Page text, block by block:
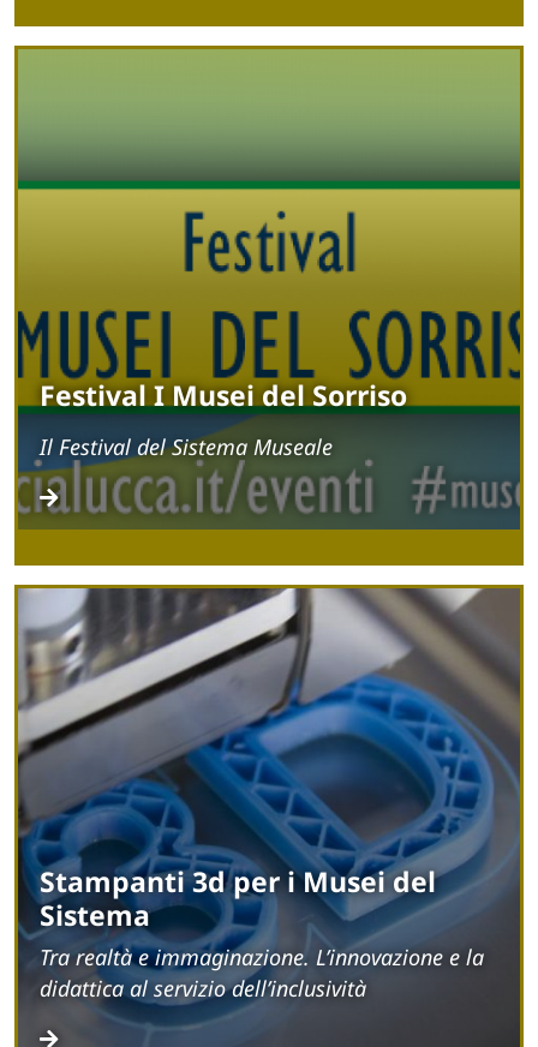
Festival I Musei del Sorriso
Il Festival del Sistema Museale
Stampanti 3d per i Musei del
Sistema
Tra realtà e immaginazione. L’innovazione e la
didattica al servizio dell’inclusività